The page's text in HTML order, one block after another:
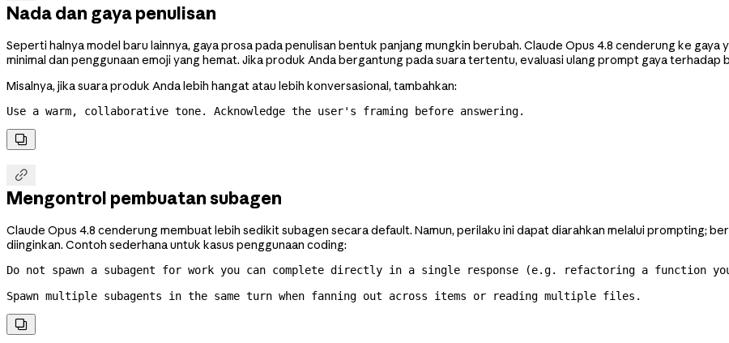
Nada dan gaya penulisan
Seperti halnya model baru lainnya, gaya prosa pada penulisan bentuk panjang mungkin berubah. Claude Opus 4.8 cenderung ke
minimal dan penggunaan emoji yang hemat. Jika produk Anda bergantung pada suara tertentu, evaluasi ulang prompt gaya terhadap
Misalnya, jika suara produk Anda lebih hangat atau lebih konversasional, tambahkan:
Use a warm, collaborative tone. Acknowledge the user's framing before answering.


Mengontrol pembuatan subagen
Claude Opus 4.8 cenderung membuat lebih sedikit subagen secara default. Namun, perilaku ini dapat diarahkan melalui prompting;
diinginkan. Contoh sederhana untuk kasus penggunaan coding:
Do not spawn a subagent for work you can complete directly in a single response (e.g. refactoring a function
Spawn multiple subagents in the same turn when fanning out across items or reading multiple files.
